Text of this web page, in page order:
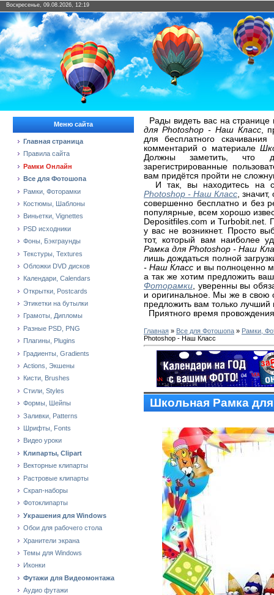
Воскресенье, 09.08.2026, 12:19
Меню сайта
Главная страница
Правила сайта
Рамки Онлайн
Все для Фотошопа
Рамки, Фоторамки
Костюмы, Шаблоны
Виньетки, Vignettes
PSD исходники
Фоны, Бэкграунды
Текстуры, Textures
Обложки DVD дисков
Календари, Calendars
Открытки, Postcards
Этикетки на бутылки
Грамоты, Дипломы
Разные PSD, PNG
Плагины, Plugins
Градиенты, Gradients
Actions, Экшены
Кисти, Brushes
Стили, Styles
Формы, Шейпы
Заливки, Patterns
Шрифты, Fonts
Видео уроки
Клипарты, Clipart
Векторные клипарты
Растровые клипарты
Скрап-наборы
Фотоклипарты
Украшения для Windows
Обои для рабочего стола
Хранители экрана
Темы для Windows
Иконки
Футажи для Видеомонтажа
Аудио футажи
Рады видеть вас на
для Photoshop - Наш Класс,
для бесплатного
комментарий о материале
Должны заметить, что
зарегистрированные
вам придётся пройти не
И так, вы находитесь на
Photoshop - Наш Класс,
совершенно бесплатно и без
популярные, всем хорошо
Depositfiles.com и Turbobit.net.
у вас не возникнет. Просто
тот, который вам наиболее
Рамка для Photoshop - Наш
лишь дождаться полной
- Наш Класс и вы полноценно
а так же хотим предложить
Фоторамки, уверенны вы
и оригинальное. Мы же в свою
предложить вам только
Приятного время
Главная » Все для Фотошопа » Рамки,
Photoshop - Наш Класс
Школьная Рамка